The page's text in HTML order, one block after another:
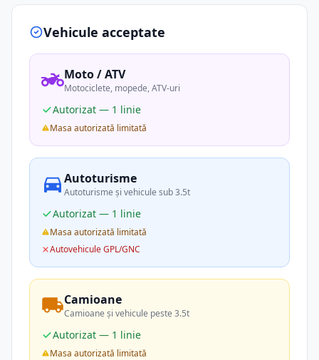
Vehicule acceptate
Moto / ATV
Motociclete, mopede, ATV-uri
Autorizat — 1 linie
Masa autorizată limitată
Autoturisme
Autoturisme și vehicule sub 3.5t
Autorizat — 1 linie
Masa autorizată limitată
Autovehicule GPL/GNC
Camioane
Camioane și vehicule peste 3.5t
Autorizat — 1 linie
Masa autorizată limitată